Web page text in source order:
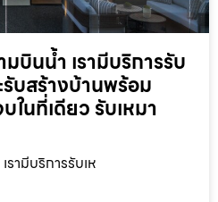
บินน้ำ เรามีบริการรับ
รับสร้างบ้านพร้อม
ในที่เดียว รับเหมา
ามีบริการรับเห